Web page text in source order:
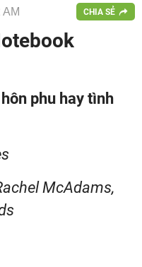
CHIA SẺ
phu hay tình
McAdams,